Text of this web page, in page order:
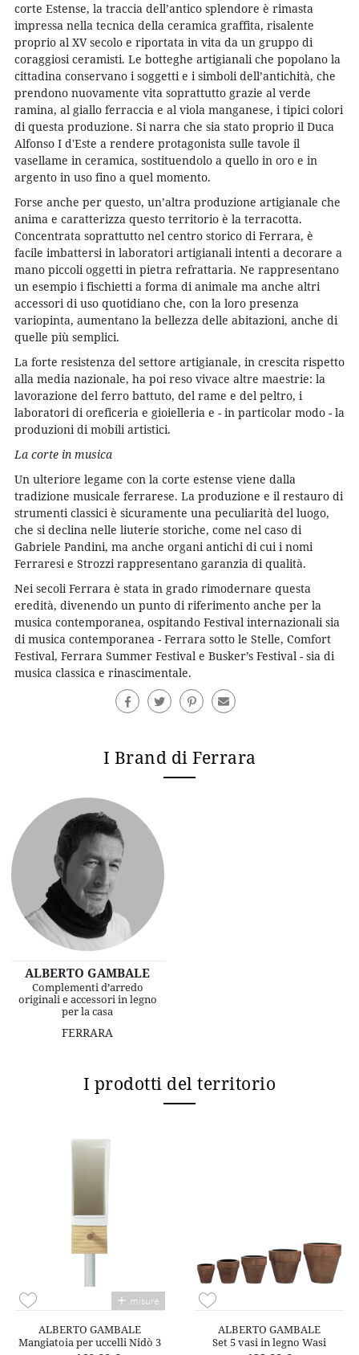
corte Estense, la traccia dell’antico splendore è rimasta
impressa nella tecnica della ceramica graffita, risalente
proprio al XV secolo e riportata in vita da un gruppo di
coraggiosi ceramisti. Le botteghe artigianali che popolano la
cittadina conservano i soggetti e i simboli dell’antichità, che
prendono nuovamente vita soprattutto grazie al verde
ramina, al giallo ferraccia e al viola manganese, i tipici colori
di questa produzione. Si narra che sia stato proprio il Duca
Alfonso I d'Este a rendere protagonista sulle tavole il
vasellame in ceramica, sostituendolo a quello in oro e in
argento in uso fino a quel momento.
Forse anche per questo, un’altra produzione artigianale che
anima e caratterizza questo territorio è la terracotta.
Concentrata soprattutto nel centro storico di Ferrara, è
facile imbattersi in laboratori artigianali intenti a decorare a
mano piccoli oggetti in pietra refrattaria. Ne rappresentano
un esempio i fischietti a forma di animale ma anche altri
accessori di uso quotidiano che, con la loro presenza
variopinta, aumentano la bellezza delle abitazioni, anche di
quelle più semplici.
La forte resistenza del settore artigianale, in crescita rispetto
alla media nazionale, ha poi reso vivace altre maestrie: la
lavorazione del ferro battuto, del rame e del peltro, i
laboratori di oreficeria e gioielleria e - in particolar modo - la
produzioni di mobili artistici.
La corte in musica
Un ulteriore legame con la corte estense viene dalla
tradizione musicale ferrarese. La produzione e il restauro di
strumenti classici è sicuramente una peculiarità del luogo,
che si declina nelle liuterie storiche, come nel caso di
Gabriele Pandini, ma anche organi antichi di cui i nomi
Ferraresi e Strozzi rappresentano garanzia di qualità.
Nei secoli Ferrara è stata in grado rimodernare questa
eredità, divenendo un punto di riferimento anche per la
musica contemporanea, ospitando Festival internazionali sia
di musica contemporanea - Ferrara sotto le Stelle, Comfort
Festival, Ferrara Summer Festival e Busker’s Festival - sia di
musica classica e rinascimentale.
I Brand di Ferrara
ALBERTO GAMBALE
Complementi d’arredo
originali e accessori in legno
per la casa
FERRARA
I prodotti del territorio
misure
ALBERTO GAMBALE
Mangiatoia per uccelli Nidò 3
ALBERTO GAMBALE
Set 5 vasi in legno Wasi